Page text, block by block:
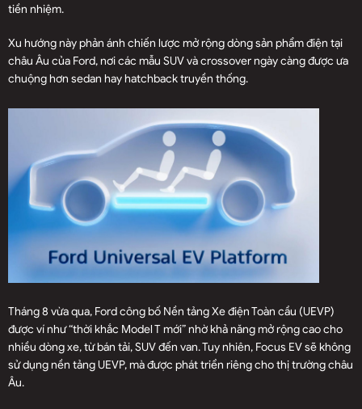
tiền nhiệm.
Xu hướng này phản ánh chiến lược mở rộng dòng sản phẩm điện tại
châu Âu của Ford, nơi các mẫu SUV và crossover ngày càng được ưa
chuộng hơn sedan hay hatchback truyền thống.
Tháng 8 vừa qua, Ford công bố Nền tảng Xe điện Toàn cầu (UEVP)
được ví như “thời khắc Model T mới” nhờ khả năng mở rộng cao cho
nhiều dòng xe, từ bán tải, SUV đến van. Tuy nhiên, Focus EV sẽ không
sử dụng nền tảng UEVP, mà được phát triển riêng cho thị trường châu
Âu.